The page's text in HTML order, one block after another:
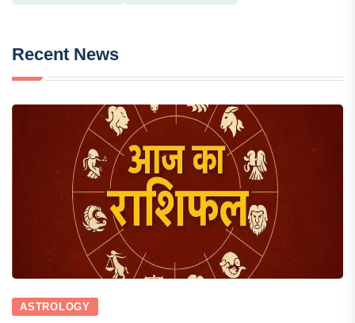
Recent News
ASTROLOGY